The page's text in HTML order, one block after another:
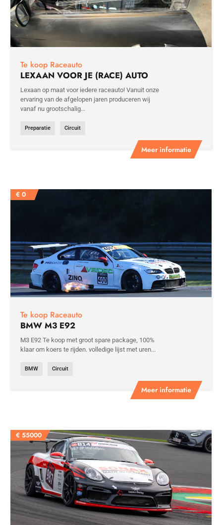
Meer informatie
Te koop Raceauto
LEXAAN VOOR JE (RACE) AUTO
Lexaan op maat voor iedere raceauto! Vanuit onze
ervaring van de afgelopen jaren produceren wij
vanaf nu grootschalig...
Preparatie Circuit
€ 0
Meer informatie
Te koop Raceauto
BMW M3 E92
M3 E92 Te koop met groot spare package, 100%
klaar om koers te rijden. volledige lijst met uren...
BMW Circuit
€ 55000